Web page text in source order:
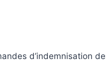
d’indemnisation